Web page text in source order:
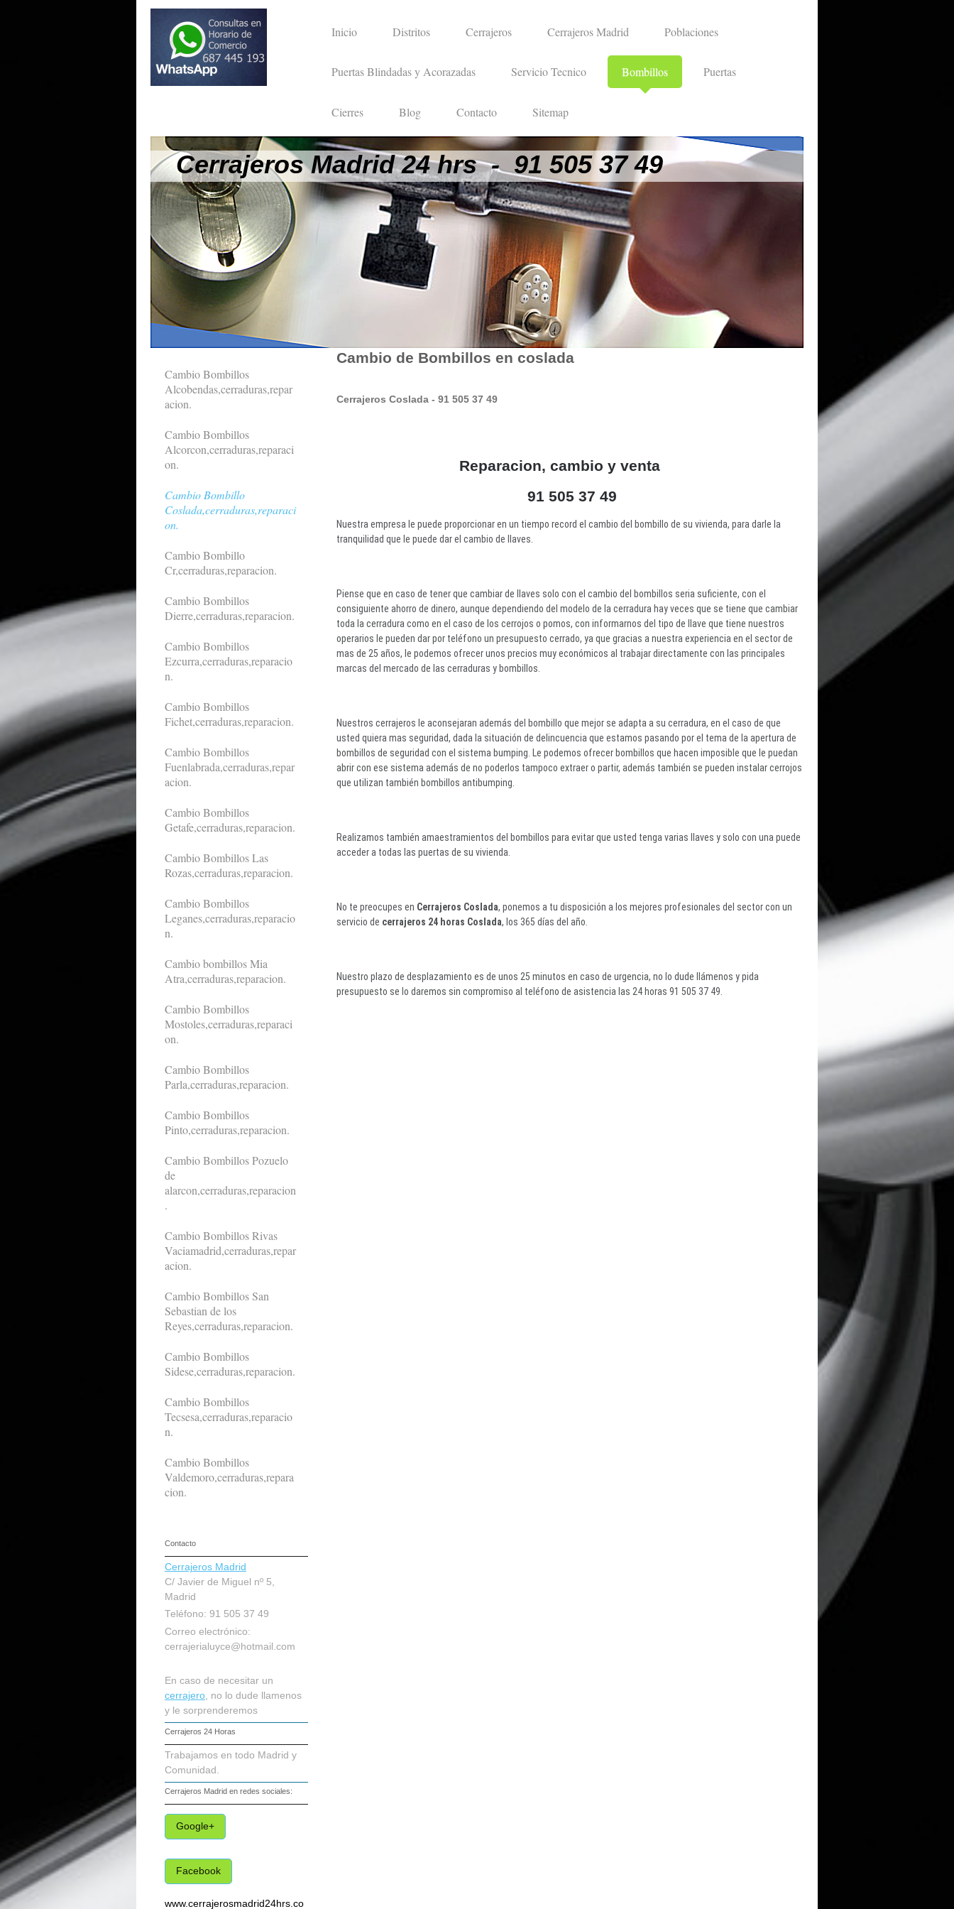
Inicio Distritos Cerrajeros Cerrajeros Madrid Poblaciones
Puertas Blindadas y Acorazadas Servicio Tecnico Bombillos Puertas
Cierres Blog Contacto Sitemap
Cerrajeros Madrid 24 hrs - 91 505 37 49
Cambio de Bombillos en coslada
Cerrajeros Coslada - 91 505 37 49
Reparacion, cambio y venta
91 505 37 49
Nuestra empresa le puede proporcionar en un tiempo record el cambio del bombillo de su vivienda, para darle la
tranquilidad que le puede dar el cambio de llaves.
Piense que en caso de tener que cambiar de llaves solo con el cambio del bombillos seria suficiente, con el
consiguiente ahorro de dinero, aunque dependiendo del modelo de la cerradura hay veces que se tiene que cambiar
toda la cerradura como en el caso de los cerrojos o pomos, con informarnos del tipo de llave que tiene nuestros
operarios le pueden dar por teléfono un presupuesto cerrado, ya que gracias a nuestra experiencia en el sector de
mas de 25 años, le podemos ofrecer unos precios muy económicos al trabajar directamente con las principales
marcas del mercado de las cerraduras y bombillos.
Nuestros cerrajeros le aconsejaran además del bombillo que mejor se adapta a su cerradura, en el caso de que
usted quiera mas seguridad, dada la situación de delincuencia que estamos pasando por el tema de la apertura de
bombillos de seguridad con el sistema bumping. Le podemos ofrecer bombillos que hacen imposible que le puedan
abrir con ese sistema además de no poderlos tampoco extraer o partir, además también se pueden instalar cerrojos
que utilizan también bombillos antibumping.
Realizamos también amaestramientos del bombillos para evitar que usted tenga varias llaves y solo con una puede
acceder a todas las puertas de su vivienda.
No te preocupes en Cerrajeros Coslada, ponemos a tu disposición a los mejores profesionales del sector con un
servicio de cerrajeros 24 horas Coslada, los 365 días del año.
Nuestro plazo de desplazamiento es de unos 25 minutos en caso de urgencia, no lo dude llámenos y pida
presupuesto se lo daremos sin compromiso al teléfono de asistencia las 24 horas 91 505 37 49.
Cambio Bombillos
Alcobendas,cerraduras,repar
acion.
Cambio Bombillos
Alcorcon,cerraduras,reparaci
on.
Cambio Bombillo
Coslada,cerraduras,reparaci
on.
Cambio Bombillo
Cr,cerraduras,reparacion.
Cambio Bombillos
Dierre,cerraduras,reparacion.
Cambio Bombillos
Ezcurra,cerraduras,reparacio
n.
Cambio Bombillos
Fichet,cerraduras,reparacion.
Cambio Bombillos
Fuenlabrada,cerraduras,repar
acion.
Cambio Bombillos
Getafe,cerraduras,reparacion.
Cambio Bombillos Las
Rozas,cerraduras,reparacion.
Cambio Bombillos
Leganes,cerraduras,reparacio
n.
Cambio bombillos Mia
Atra,cerraduras,reparacion.
Cambio Bombillos
Mostoles,cerraduras,reparaci
on.
Cambio Bombillos
Parla,cerraduras,reparacion.
Cambio Bombillos
Pinto,cerraduras,reparacion.
Cambio Bombillos Pozuelo
de
alarcon,cerraduras,reparacion
.
Cambio Bombillos Rivas
Vaciamadrid,cerraduras,repar
acion.
Cambio Bombillos San
Sebastian de los
Reyes,cerraduras,reparacion.
Cambio Bombillos
Sidese,cerraduras,reparacion.
Cambio Bombillos
Tecsesa,cerraduras,reparacio
n.
Cambio Bombillos
Valdemoro,cerraduras,repara
cion.
Contacto
Cerrajeros Madrid
C/ Javier de Miguel nº 5,
Madrid
Teléfono: 91 505 37 49
Correo electrónico:
cerrajerialuyce@hotmail.com
En caso de necesitar un
cerrajero, no lo dude llamenos
y le sorprenderemos
Cerrajeros 24 Horas
Trabajamos en todo Madrid y
Comunidad.
Cerrajeros Madrid en redes sociales:
Google+
Facebook
www.cerrajerosmadrid24hrs.co